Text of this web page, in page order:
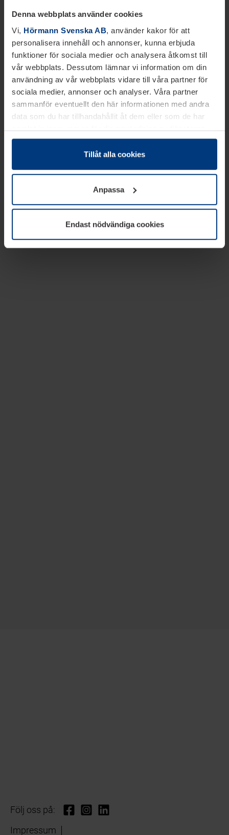
Denna webbplats använder cookies
Vi, Hörmann Svenska AB, använder kakor för att
personalisera innehåll och annonser, kunna erbjuda
funktioner för sociala medier och analysera åtkomst till
vår webbplats. Dessutom lämnar vi information om din
användning av vår webbplats vidare till våra partner för
sociala medier, annonser och analyser. Våra partner
sammanför eventuellt den här informationen med andra
data som du har tillhandahållit åt dem eller som de har
samlat in inom ramen för din användning av tjänsterna.
Juridiskt kan vi lagra kakor på din enhet, om de är
absolut nödvändiga för driften av den här webbplatsen.
godkännande kan du när som helst ändra eller återkalla i
informationen om kakor underDataskyddsförklaring
vår webbplats.
Tillåt alla cookies
Anpassa
Endast nödvändiga cookies
Följ oss på:
Impressum